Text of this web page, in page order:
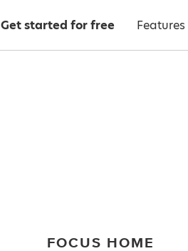
Get started for free Features
FOCUS HOME